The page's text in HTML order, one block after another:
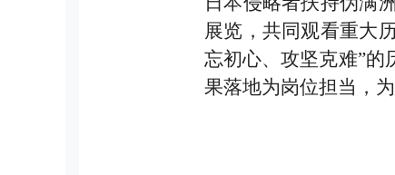
展览，共同观看重大
忘初心、攻坚克难”的
果落地为岗位担当，